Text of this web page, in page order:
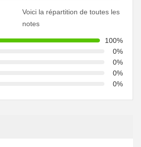
Voici la répartition de toutes les
notes
100%
0%
0%
0%
0%